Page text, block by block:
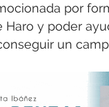
por
y poder
un